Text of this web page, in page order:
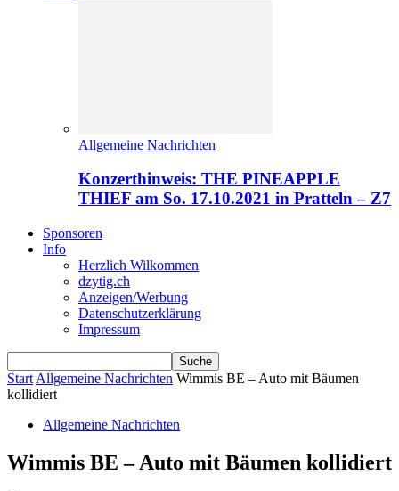
Allgemeine Nachrichten
Konzerthinweis: THE PINEAPPLE
THIEF am So. 17.10.2021 in Pratteln – Z7
Sponsoren
Info
Herzlich Wilkommen
dzytig.ch
Anzeigen/Werbung
Datenschutzerklärung
Impressum
Start Allgemeine Nachrichten Wimmis BE – Auto mit Bäumen
kollidiert
Allgemeine Nachrichten
Wimmis BE – Auto mit Bäumen kollidiert